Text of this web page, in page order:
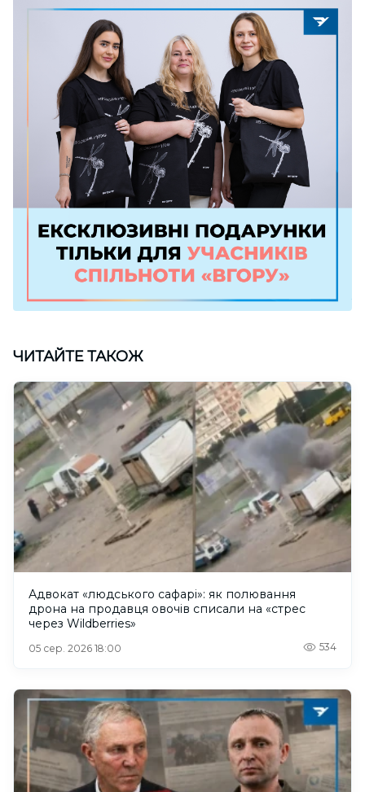
ЧИТАЙТЕ ТАКОЖ
Адвокат «людського сафарі»: як полювання
дрона на продавця овочів списали на «стрес
через Wildberries»
05 сер. 2026 18:00 534